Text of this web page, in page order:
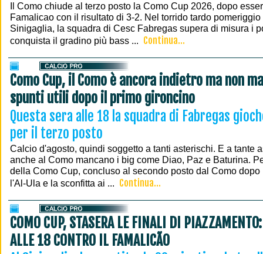
Il Como chiude al terzo posto la Como Cup 2026, dopo
Famalicao con il risultato di 3-2. Nel torrido tardo
Sinigaglia, la squadra di Cesc Fabregas supera di misura i
conquista il gradino più bass ... Continua...
Como Cup, il Como è ancora indietro ma non
spunti utili dopo il primo gironcino
Questa sera alle 18 la squadra di Fabregas
per il terzo posto
Calcio d'agosto, quindi soggetto a tanti asterischi. E a tante
anche al Como mancano i big come Diao, Paz e Baturina.
della Como Cup, concluso al secondo posto dal Como dopo
l'Al-Ula e la sconfitta ai ... Continua...
COMO CUP, STASERA LE FINALI DI
ALLE 18 CONTRO IL FAMALICÃO